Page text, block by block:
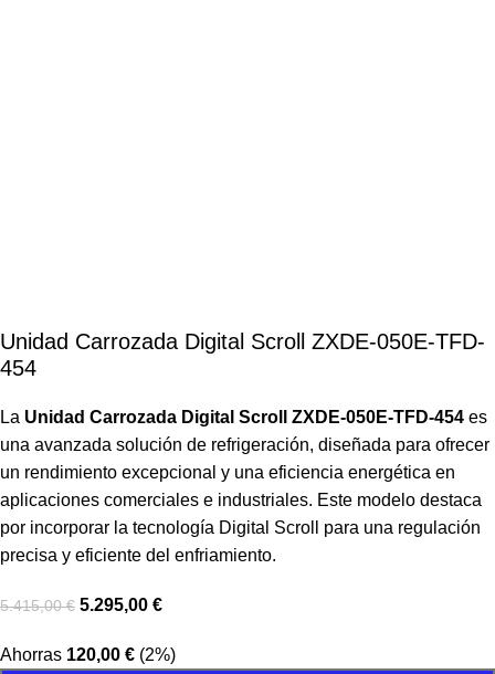
Unidad Carrozada Digital Scroll ZXDE-050E-TFD-
454
La Unidad Carrozada Digital Scroll ZXDE-050E-TFD-454 es
una avanzada solución de refrigeración, diseñada para ofrecer
un rendimiento excepcional y una eficiencia energética en
aplicaciones comerciales e industriales. Este modelo destaca
por incorporar la tecnología Digital Scroll para una regulación
precisa y eficiente del enfriamiento.
5.415,00€ 5.295,00 €
Ahorras 120,00 € (2%)